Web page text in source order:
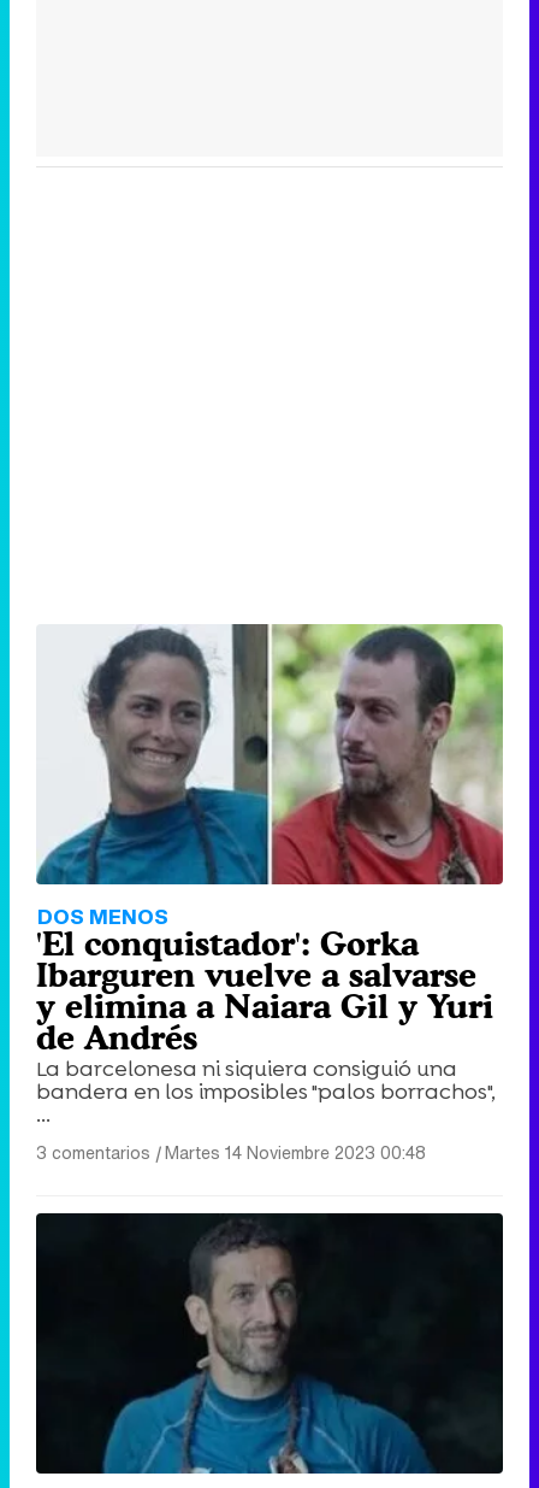
DOS MENOS
'El conquistador': Gorka
Ibarguren vuelve a salvarse
y elimina a Naiara Gil y Yuri
de Andrés
La barcelonesa ni siquiera consiguió una
bandera en los imposibles "palos borrachos",
...
3 comentarios |Martes 14 Noviembre 2023 00:48